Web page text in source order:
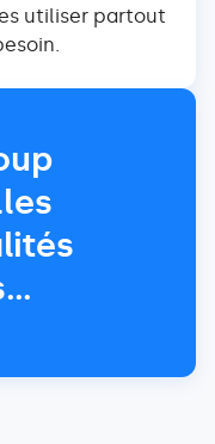
utiliser partout